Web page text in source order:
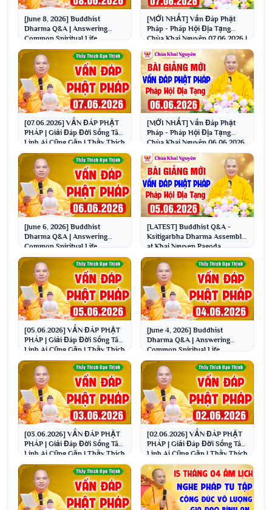
[June 8, 2026] Buddhist
Dharma Q&A | Answering
Common Spiritual Life
Questions | Venerable Thich ...
[MỚI NHẤT] Vấn Đáp Phật
Pháp - Pháp Hội Địa Tạng
Chùa Khai Nguyên 07.06.2026 |
Thầy Thích Đạo Thịnh
[07.06.2026] VẤN ĐÁP PHẬT
PHÁP | Giải Đáp Đời Sống Tâm
Linh Ai Cũng Gặp | Thầy Thích
Đạo Thịnh
[MỚI NHẤT] Vấn Đáp Phật
Pháp - Pháp Hội Địa Tạng
Chùa Khai Nguyên 06.06.2026
| Thầy Thích Đạo Thịnh
[June 6, 2026] Buddhist
Dharma Q&A | Answering
Common Spiritual Life
Questions | Venerable Thich ...
[LATEST] Buddhist Q&A -
Ksitigarbha Dharma Assembly
at Khai Nguyen Pagoda
06/05/2026 | Venerable ...
[05.06.2026] VẤN ĐÁP PHẬT
PHÁP | Giải Đáp Đời Sống Tâm
Linh Ai Cũng Gặp | Thầy Thích
Đạo Thịnh
[June 4, 2026] Buddhist
Dharma Q&A | Answering
Common Spiritual Life
Questions | Venerable Thich ...
[03.06.2026] VẤN ĐÁP PHẬT
PHÁP | Giải Đáp Đời Sống Tâm
Linh Ai Cũng Gặp | Thầy Thích
Đạo Thịnh
[02.06.2026] VẤN ĐÁP PHẬT
PHÁP | Giải Đáp Đời Sống Tâm
Linh Ai Cũng Gặp | Thầy Thích
Đạo Thịnh